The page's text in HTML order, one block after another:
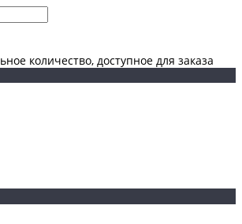
количество, доступное для заказа